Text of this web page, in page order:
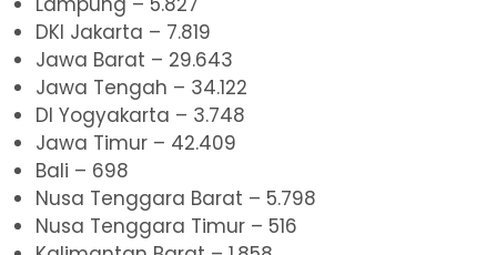
DKI Jakarta – 7.819
Jawa Barat – 29.643
Jawa Tengah – 34.122
DI Yogyakarta – 3.748
Jawa Timur – 42.409
Bali – 698
Nusa Tenggara Barat – 5.798
Nusa Tenggara Timur – 516